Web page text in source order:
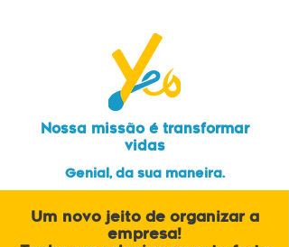
Nossa missão é transformar
vidas
Genial, da sua maneira.
Um novo jeito de organizar a
empresa!